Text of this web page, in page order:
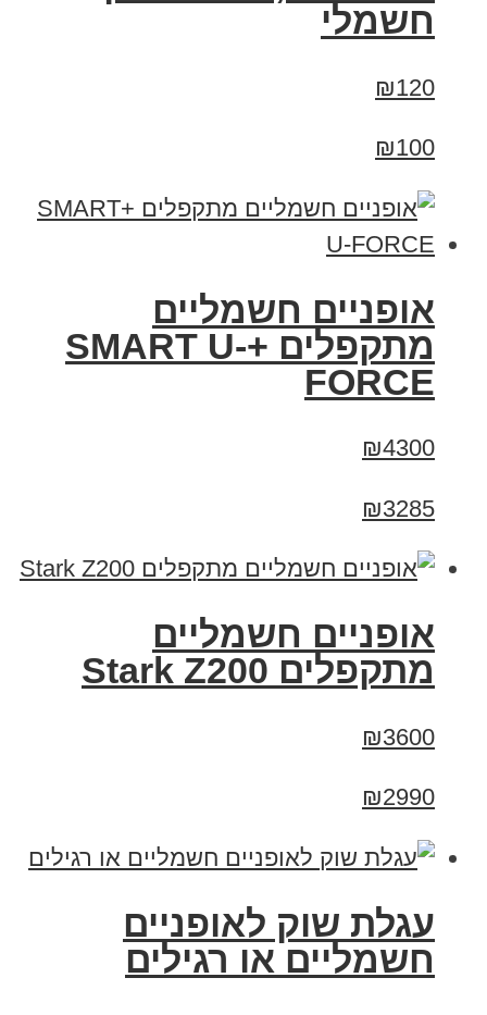
חשמלי
₪120
₪100
אופניים חשמליים
מתקפלים +SMART U-
FORCE
₪4300
₪3285
‏אופניים חשמליים
‏מתקפלים Stark Z200
₪3600
₪2990
עגלת שוק לאופניים
חשמליים או רגילים